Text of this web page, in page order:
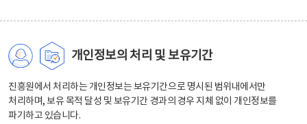
개인정보의 처리 및 보유기간
진흥원에서 처리하는 개인정보는 보유기간으로 명시된 범위내에서만
처리하며, 보유 목적 달성 및 보유기간 경과의 경우 지체 없이 개인정보를
파기하고 있습니다.